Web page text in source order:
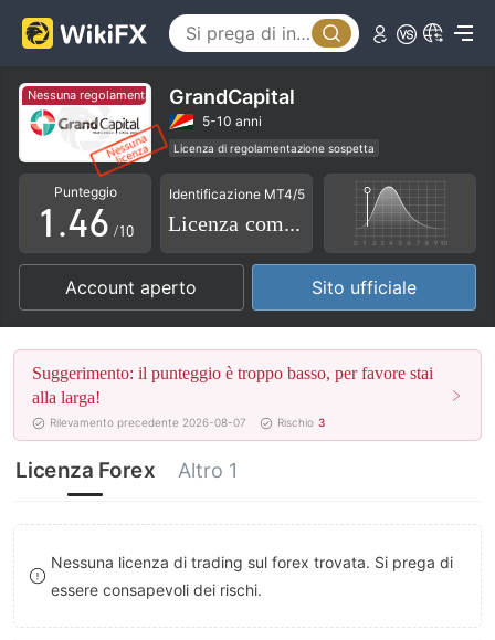
Nessuna regolamentazione Nessuna regolamentazione
GrandCapital
5-10 anni
Licenza di regolamentazione sospetta
Etichetta principale MT4
Alto rischio potenziale
Punteggio
0
1
2
3
4
5
6
7
8
9
.
0
1
2
3
4
5
6
7
8
9
2
3
4
5
6
7
8
9
/10
Identificazione MT4/5
Licenza completa
Account aperto Sito ufficiale
Suggerimento: il punteggio è troppo basso, per favore stai
alla larga!
Rilevamento precedente 2026-08-07 Rischio 3
Licenza Forex Altro 1
Nessuna licenza di trading sul forex trovata. Si prega di
essere consapevoli dei rischi.